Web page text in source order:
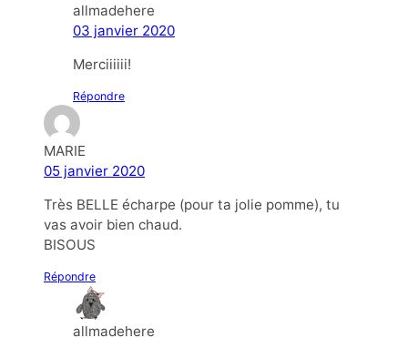
allmadehere
03 janvier 2020
Merciiiiii!
Répondre
MARIE
05 janvier 2020
Très BELLE écharpe (pour ta jolie pomme), tu
vas avoir bien chaud.
BISOUS
Répondre
allmadehere